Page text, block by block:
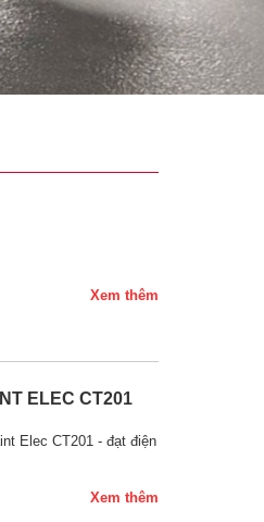
Xem thêm
ELEC CT201
Elec CT201 - đạt điện
Xem thêm